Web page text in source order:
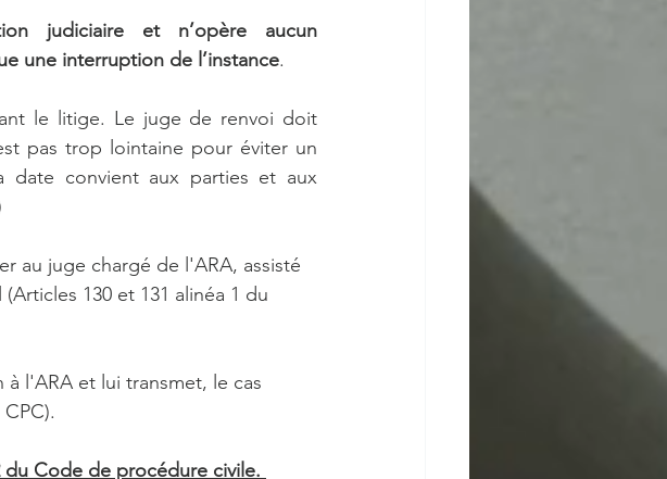
judiciaire et n’opère aucun
une interruption de l’instance.
le litige. Le juge de renvoi doit
pas trop lointaine pour éviter un
date convient aux parties et aux
au juge chargé de l'ARA, assisté
130 et 131 alinéa 1 du
l'ARA et lui transmet, le cas
du Code de procédure civile.